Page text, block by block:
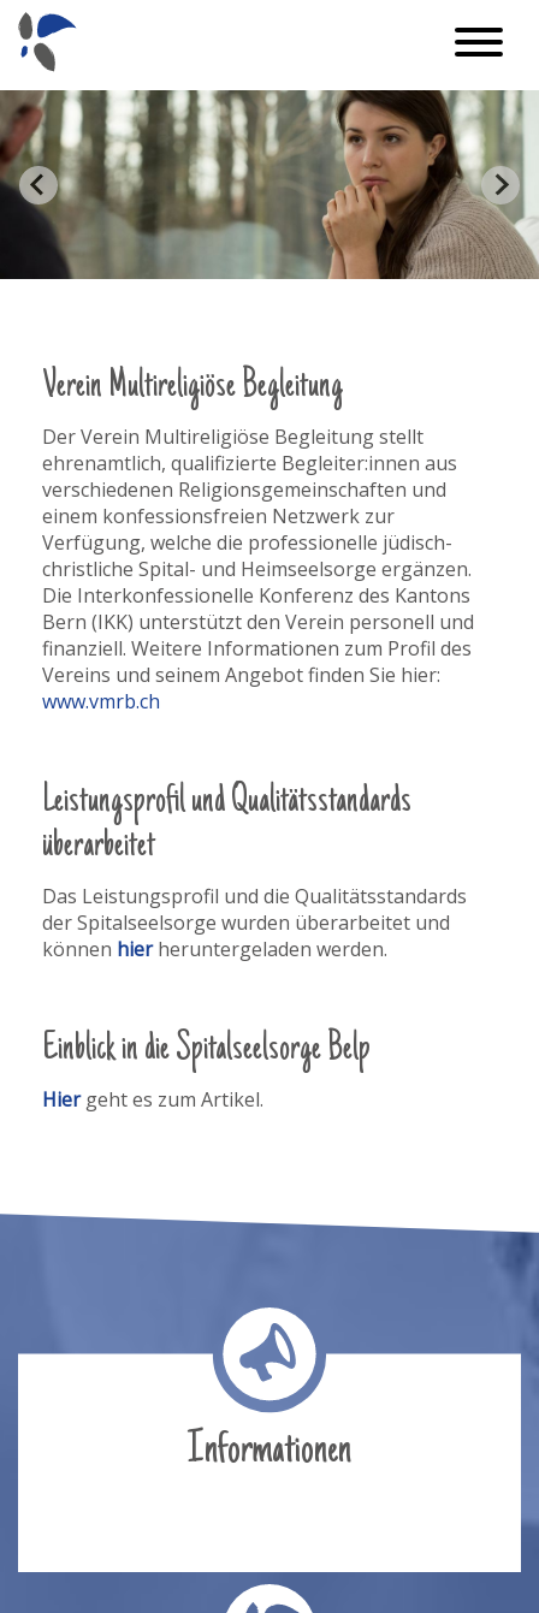
Verein Multireligiöse Begleitung
Der Verein Multireligiöse Begleitung stellt
ehrenamtlich, qualifizierte Begleiter:innen aus
verschiedenen Religionsgemeinschaften und
einem konfessionsfreien Netzwerk zur
Verfügung, welche die professionelle jüdisch-
christliche Spital- und Heimseelsorge ergänzen.
Die Interkonfessionelle Konferenz des Kantons
Bern (IKK) unterstützt den Verein personell und
finanziell. Weitere Informationen zum Profil des
Vereins und seinem Angebot finden Sie hier:
www.vmrb.ch
Leistungsprofil und Qualitätsstandards
überarbeitet
Das Leistungsprofil und die Qualitätsstandards
der Spitalseelsorge wurden überarbeitet und
können hierheruntergeladen werden.
Einblick in die Spitalseelsorge Belp
Hiergeht es zum Artikel.
Informationen